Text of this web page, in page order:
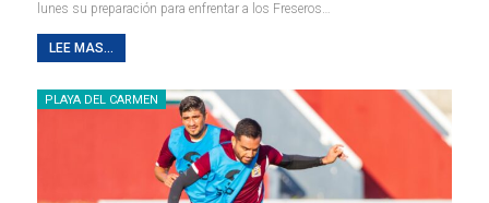
lunes su preparación para enfrentar a los Freseros…
LEE MAS...
PLAYA DEL CARMEN